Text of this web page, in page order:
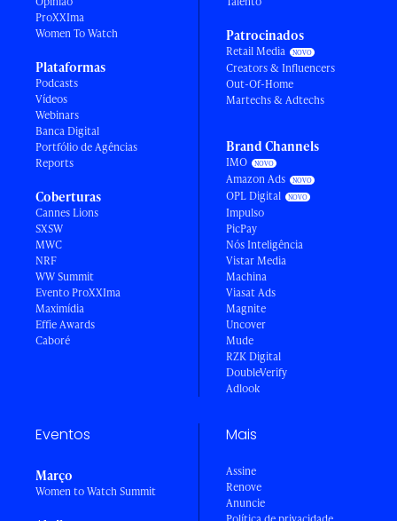
ProXXIma
Women To Watch
Plataformas
Podcasts
Vídeos
Webinars
Banca Digital
Portfólio de Agências
Reports
Coberturas
Cannes Lions
SXSW
MWC
NRF
WW Summit
Evento ProXXIma
Maximídia
Effie Awards
Caboré
Patrocinados
Retail Media
Creators & Influencers
Out-Of-Home
Martechs & Adtechs
Brand Channels
IMO
Amazon Ads
OPL Digital
Impulso
PicPay
Nós Inteligência
Vistar Media
Machina
Viasat Ads
Magnite
Uncover
Mude
RZK Digital
DoubleVerify
Adlook
Eventos
Março
Women to Watch Summit
Mais
Assine
Renove
Anuncie